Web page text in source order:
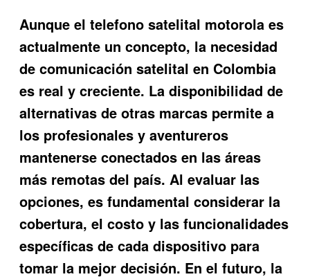
Aunque el telefono satelital motorola es
actualmente un concepto, la necesidad
de comunicación satelital en Colombia
es real y creciente. La disponibilidad de
alternativas de otras marcas permite a
los profesionales y aventureros
mantenerse conectados en las áreas
más remotas del país. Al evaluar las
opciones, es fundamental considerar la
cobertura, el costo y las funcionalidades
específicas de cada dispositivo para
tomar la mejor decisión. En el futuro, la